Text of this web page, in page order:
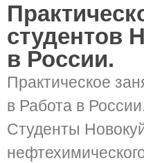
студентов
в России.
Практическое
в Работа в
Студенты